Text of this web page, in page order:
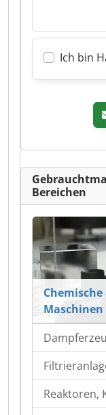
Ich bin
Bereichen
Maschinen
Reaktoren,